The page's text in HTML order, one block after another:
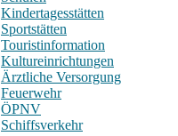
Kindertagesstätten
Sportstätten
Touristinformation
Kultureinrichtungen
Ärztliche Versorgung
Feuerwehr
ÖPNV
Schiffsverkehr